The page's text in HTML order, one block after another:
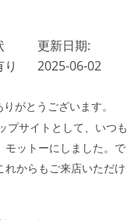
更新日期:
2025-06-02
がとうございます。
プサイトとして、いつも
モットーにしました。で
からもご来店いただけ